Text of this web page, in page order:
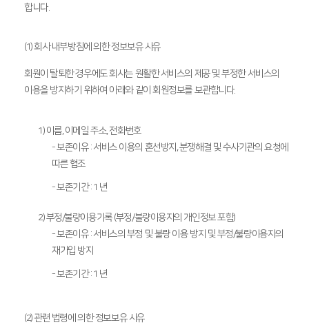
합니다.
(1) 회사 내부방침에 의한 정보보유 사유
회원이 탈퇴한 경우에도 회사는 원활한 서비스의 제공 및 부정한 서비스의
이용을 방지하기 위하여 아래와 같이 회원정보를 보관합니다.
1) 이름, 이메일 주소, 전화번호
- 보존이유 : 서비스 이용의 혼선방지, 분쟁해결 및 수사기관의 요청에
따른 협조
- 보존기간 : 1 년
2) 부정/불량이용기록 (부정/불량이용자의 개인정보 포함)
- 보존이유 : 서비스의 부정 및 불량 이용 방지 및 부정/불량이용자의
재가입 방지
- 보존기간 : 1 년
(2) 관련 법령에 의한 정보보유 사유